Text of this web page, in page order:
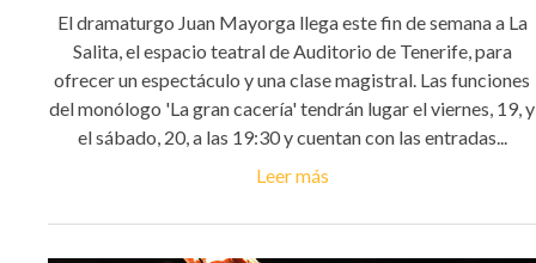
El dramaturgo Juan Mayorga llega este fin de semana a La
Salita, el espacio teatral de Auditorio de Tenerife, para
ofrecer un espectáculo y una clase magistral. Las funciones
del monólogo 'La gran cacería' tendrán lugar el viernes, 19, y
el sábado, 20, a las 19:30 y cuentan con las entradas...
Leer más